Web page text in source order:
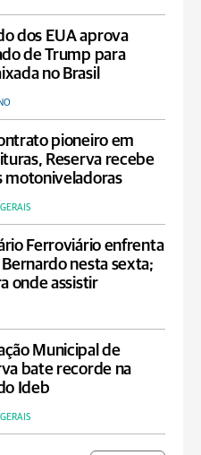
dos EUA aprova
de Trump para
no Brasil
pioneiro em
Reserva recebe
motoniveladoras
Ferroviário enfrenta
Bernardo nesta sexta;
onde assistir
Municipal de
bate recorde na
Ideb